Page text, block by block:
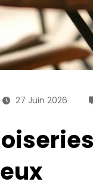
27 Juin 2026